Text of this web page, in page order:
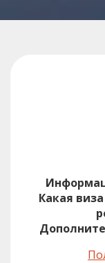
Какая